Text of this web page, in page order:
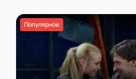
Популярное